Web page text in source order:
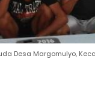
Desa Margomulyo,